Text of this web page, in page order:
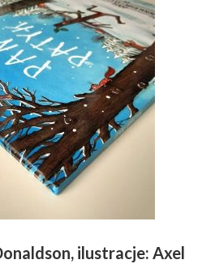
ilustracje: Axel